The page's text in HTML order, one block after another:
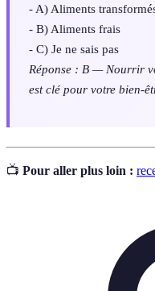
- A) Aliments
- B) Aliments frais
- C) Je ne sais pas
Réponse : B — Nourrir
est clé pour votre bien-
📺 Pour aller plus loin :